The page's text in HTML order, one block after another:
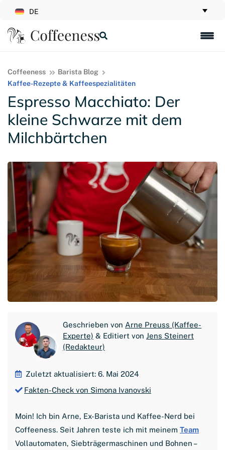
DE
Coffeeness
Barista Blog
Kaffee-Rezepte & Kaffeespezialitäten
Espresso Macchiato: Der
kleine Schwarze mit dem
Milchbärtchen
Geschrieben von Arne Preuss (Kaffee-
Experte) & Editiert von Jens Steinert
(Redakteur)
Zuletzt aktualisiert: 6. Mai 2024
Fakten-Check von Simona Ivanovski
Moin! Ich bin Arne, Ex-Barista und Kaffee-Nerd bei
Coffeeness. Seit Jahren teste ich mit meinem Team
Vollautomaten, Siebträgermaschinen und Bohnen –